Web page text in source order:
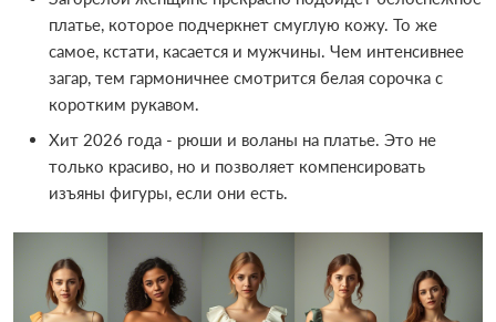
платье, которое подчеркнет смуглую кожу. То же
самое, кстати, касается и мужчины. Чем интенсивнее
загар, тем гармоничнее смотрится белая сорочка с
коротким рукавом.
Хит 2026 года - рюши и воланы на платье. Это не
только красиво, но и позволяет компенсировать
изъяны фигуры, если они есть.